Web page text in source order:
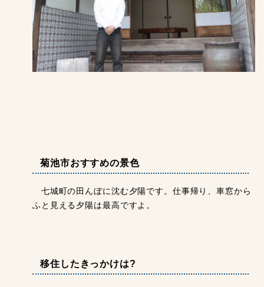
菊池市おすすめの景色
七城町の田んぼに沈む夕陽です。仕事帰り、車窓から
ふと見える夕陽は最高ですよ。
移住したきっかけは?